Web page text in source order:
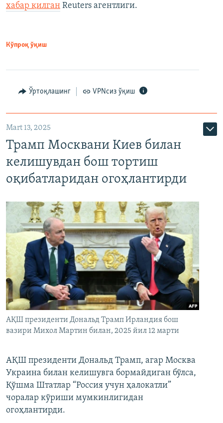
хабар қилган Reuters агентлиги.
Кўпроқ ўқиш
Ўртоқлашинг VPNсиз ўқиш
Mart 13, 2025
Трамп Москвани Киев билан
келишувдан бош тортиш
оқибатларидан огоҳлантирди
АҚШ президенти Дональд Трамп Ирландия бош
вазири Михол Мартин билан, 2025 йил 12 марти
АҚШ президенти Дональд Трамп, агар Москва
Украина билан келишувга бормайдиган бўлса,
Қўшма Штатлар “Россия учун ҳалокатли”
чоралар кўриши мумкинлигидан
огоҳлантирди.